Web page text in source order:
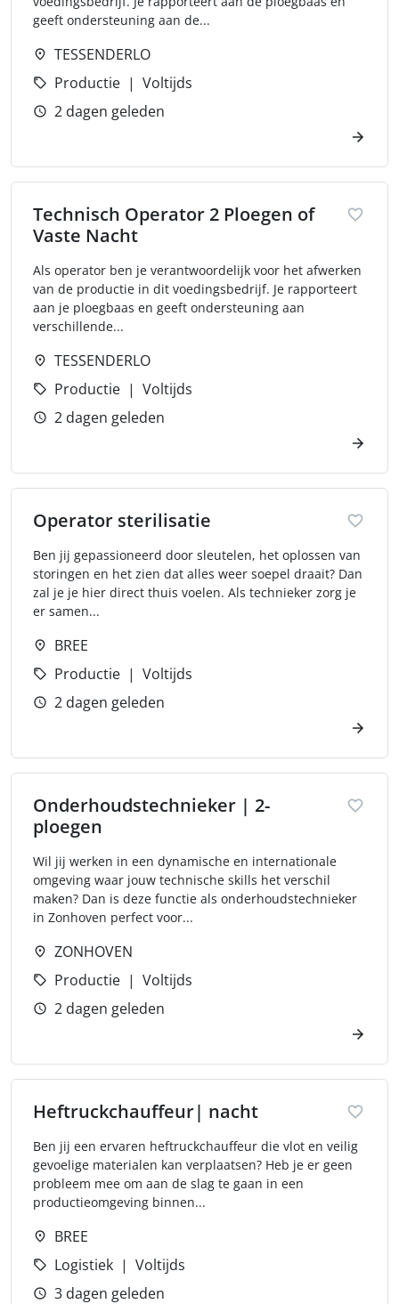
geeft ondersteuning aan de...
TESSENDERLO
Productie
Voltijds
2 dagen geleden
Technisch Operator 2 Ploegen of
Vaste Nacht
Als operator ben je verantwoordelijk voor het afwerken
van de productie in dit voedingsbedrijf. Je rapporteert
aan je ploegbaas en geeft ondersteuning aan
verschillende...
TESSENDERLO
Productie
Voltijds
2 dagen geleden
Operator sterilisatie
Ben jij gepassioneerd door sleutelen, het oplossen van
storingen en het zien dat alles weer soepel draait? Dan
zal je je hier direct thuis voelen. Als technieker zorg je
er samen...
BREE
Productie
Voltijds
2 dagen geleden
Onderhoudstechnieker | 2-
ploegen
Wil jij werken in een dynamische en internationale
omgeving waar jouw technische skills het verschil
maken? Dan is deze functie als onderhoudstechnieker
in Zonhoven perfect voor...
ZONHOVEN
Productie
Voltijds
2 dagen geleden
Heftruckchauffeur| nacht
Ben jij een ervaren heftruckchauffeur die vlot en veilig
gevoelige materialen kan verplaatsen? Heb je er geen
probleem mee om aan de slag te gaan in een
productieomgeving binnen...
BREE
Logistiek
Voltijds
3 dagen geleden